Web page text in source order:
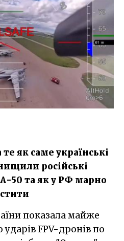
як саме українські
російські
50 та як у РФ марно
FPV-дронів по